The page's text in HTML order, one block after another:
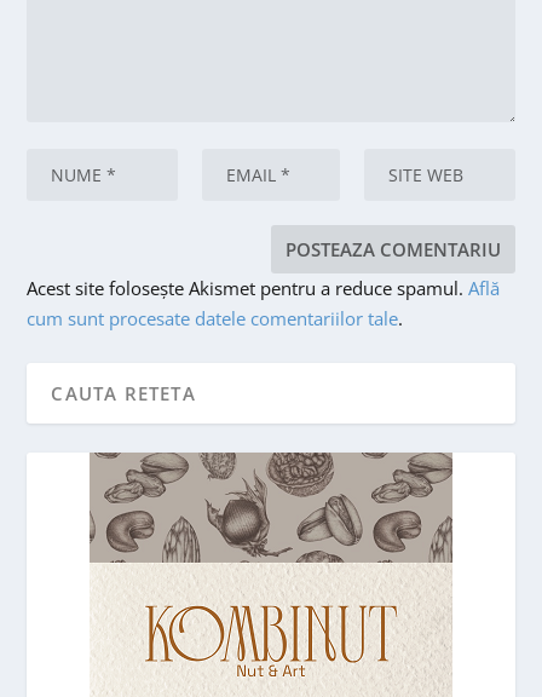
Acest site folosește Akismet pentru a reduce spamul.Află
cum sunt procesate datele comentariilor tale.